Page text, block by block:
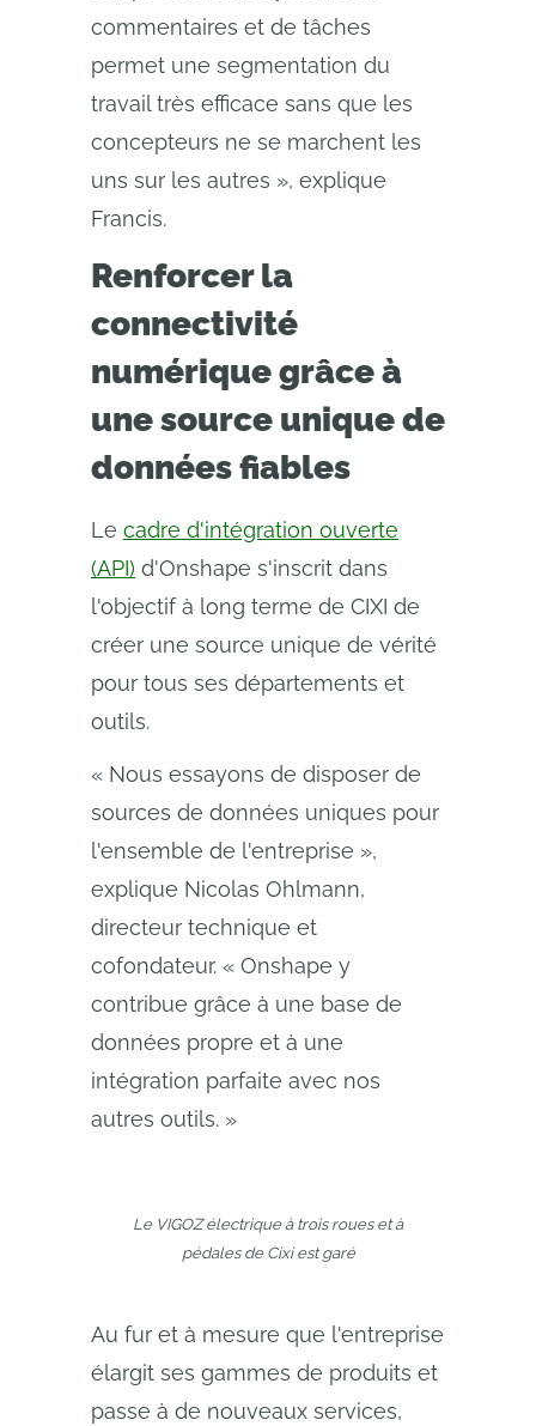
commentaires et de tâches
permet une segmentation du
travail très efficace sans que les
concepteurs ne se marchent les
uns sur les autres », explique
Francis.
Renforcer la
connectivité
numérique grâce à
une source unique de
données fiables
Le cadre d'intégration ouverte
(API) d'Onshape s'inscrit dans
l'objectif à long terme de CIXI de
créer une source unique de vérité
pour tous ses départements et
outils.
« Nous essayons de disposer de
sources de données uniques pour
l'ensemble de l'entreprise »,
explique Nicolas Ohlmann,
directeur technique et
cofondateur. « Onshape y
contribue grâce à une base de
données propre et à une
intégration parfaite avec nos
autres outils. »
Le VIGOZ électrique à trois roues et à
pédales de Cixi est garé
Au fur et à mesure que l'entreprise
élargit ses gammes de produits et
passe à de nouveaux services,